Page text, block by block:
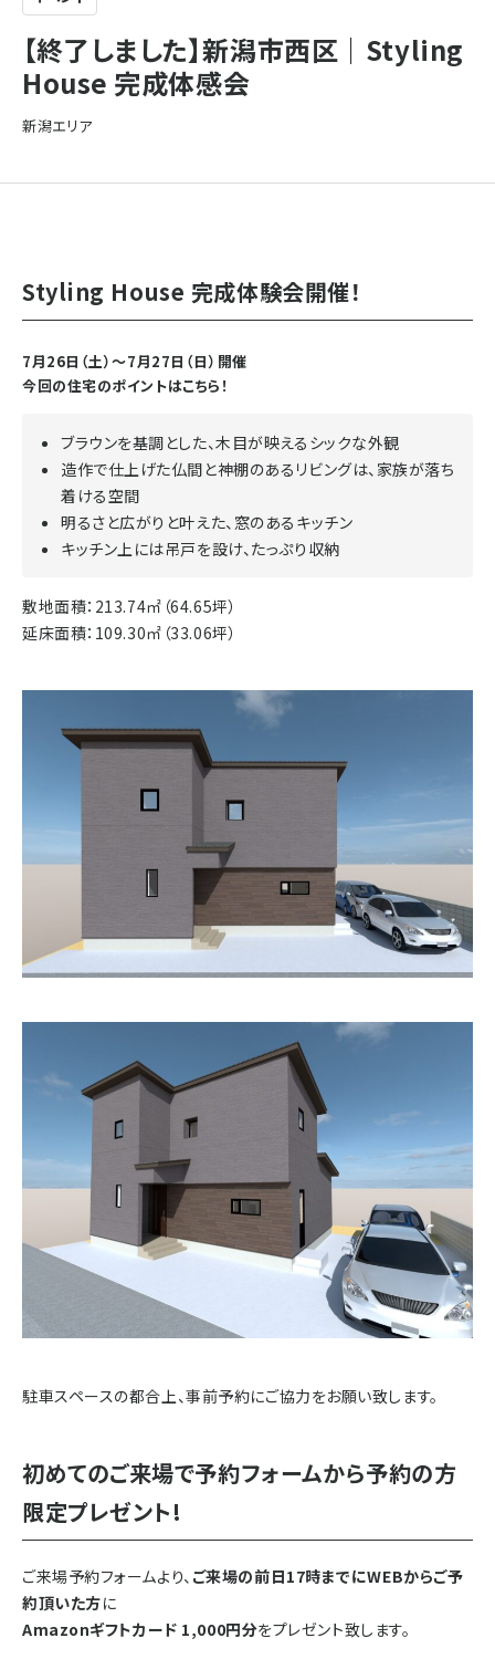
【終了しました】新潟市西区｜Styling
House 完成体感会
新潟エリア
Styling House 完成体験会開催！
7月26日（土）～7月27日（日）開催
今回の住宅のポイントはこちら！
ブラウンを基調とした、木目が映えるシックな外観
造作で仕上げた仏間と神棚のあるリビングは、家族が落ち
着ける空間
明るさと広がりと叶えた、窓のあるキッチン
キッチン上には吊戸を設け、たっぷり収納
敷地面積：213.74㎡（64.65坪）
延床面積：109.30㎡（33.06坪）
駐車スペースの都合上、事前予約にご協力をお願い致します。
初めてのご来場で予約フォームから予約の方
限定プレゼント!
ご来場予約フォームより、 ご来場の前日17時までにWEBからご予
約頂いた方に
Amazonギフトカード 1,000円分をプレゼント致します。